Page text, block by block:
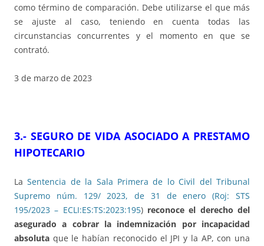
como término de comparación. Debe utilizarse el que más
se ajuste al caso, teniendo en cuenta todas las
circunstancias concurrentes y el momento en que se
contrató.
3 de marzo de 2023
3.- SEGURO DE VIDA ASOCIADO A PRESTAMO
HIPOTECARIO
LaSentencia de la Sala Primera de lo Civil del Tribunal
Supremo núm. 129/ 2023, de 31 de enero (Roj: STS
195/2023 – ECLI:ES:TS:2023:195) reconoce el derecho del
asegurado a cobrar la indemnización por incapacidad
absoluta que le habían reconocido el JPI y la AP, con una